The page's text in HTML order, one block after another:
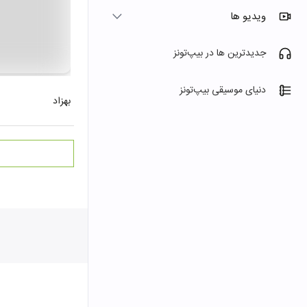
ویدیو ها
جدیدترین ها در بیپ‌تونز
دنیای موسیقی بیپ‌تونز
بهزاد